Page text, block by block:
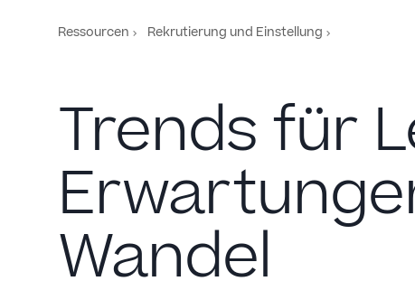
Ressourcen Rekrutierung und Einstellung
Trends für
Wandel